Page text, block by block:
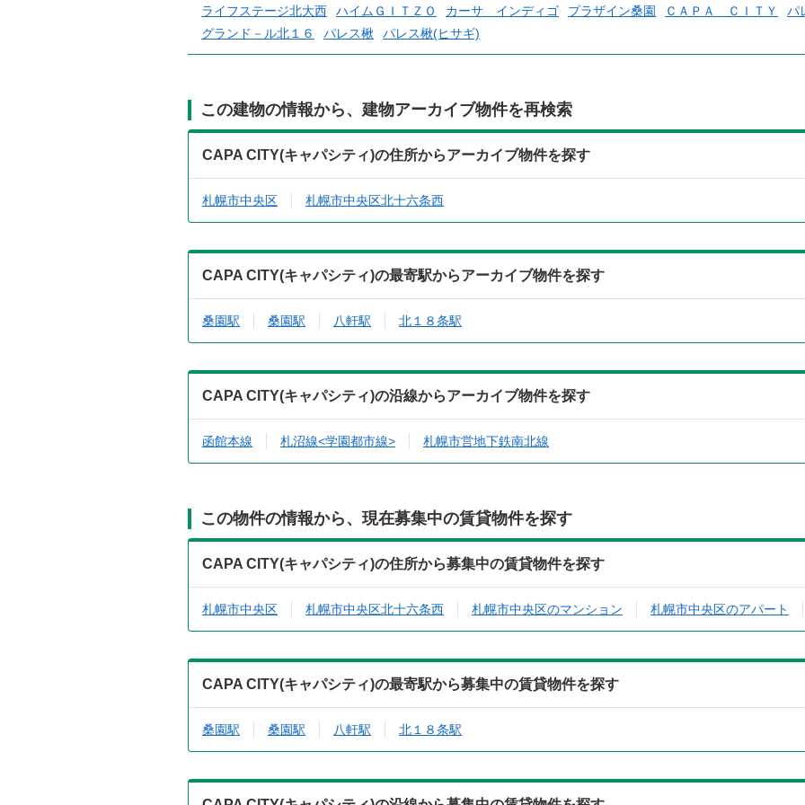
ライフステージ北大西
ハイムＧＩＴＺＯ カーサ インディゴ プラザイン桑園 ＣＡＰＡ ＣＩＴＹ
パ
グランド－ル北１６
パレス楸 パレス楸(ヒサギ)
この建物の情報から、建物アーカイブ物件を再検索
CAPA CITY(キャパシティ)の住所からアーカイブ物件を探す
札幌市中央区 札幌市中央区北十六条西
CAPA CITY(キャパシティ)の最寄駅からアーカイブ物件を探す
桑園駅 桑園駅 八軒駅 北１８条駅
CAPA CITY(キャパシティ)の沿線からアーカイブ物件を探す
函館本線 札沼線<学園都市線> 札幌市営地下鉄南北線
この物件の情報から、現在募集中の賃貸物件を探す
CAPA CITY(キャパシティ)の住所から募集中の賃貸物件を探す
札幌市中央区 札幌市中央区北十六条西 札幌市中央区のマンション 札幌市中央区のアパート
CAPA CITY(キャパシティ)の最寄駅から募集中の賃貸物件を探す
桑園駅 桑園駅 八軒駅 北１８条駅